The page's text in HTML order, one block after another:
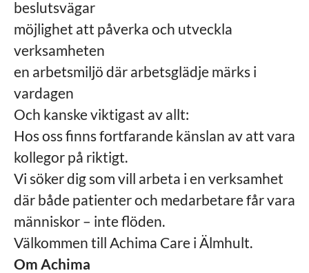
beslutsvägar
möjlighet att påverka och utveckla
verksamheten
en arbetsmiljö där arbetsglädje märks i
vardagen
Och kanske viktigast av allt:
Hos oss finns fortfarande känslan av att vara
kollegor på riktigt.
Vi söker dig som vill arbeta i en verksamhet
där både patienter och medarbetare får vara
människor – inte flöden.
Välkommen till Achima Care i Älmhult.
Om Achima